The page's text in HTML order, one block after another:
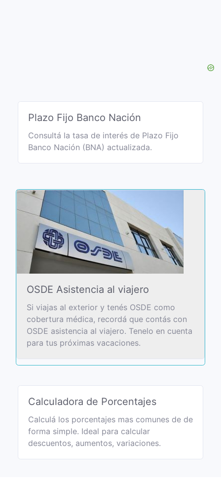
Plazo Fijo Banco Nación
Consultá la tasa de interés de Plazo Fijo
Banco Nación (BNA) actualizada.
OSDE Asistencia al viajero
Si viajas al exterior y tenés OSDE como
cobertura médica, recordá que contás con
OSDE asistencia al viajero. Tenelo en cuenta
para tus próximas vacaciones.
Calculadora de Porcentajes
Calculá los porcentajes mas comunes de de
forma simple. Ideal para calcular
descuentos, aumentos, variaciones.